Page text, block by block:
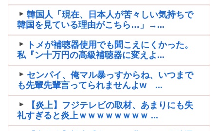
韓国人「現在、日本人が苦々しい気持ちで
韓国を見ている理由がこちら…」→...
トメが補聴器使用でも聞こえにくかった。
私『ン十万円の高級補聴器に変えよ...
センパイ、俺マル暴っすからね、いつまで
も先輩先輩言ってられませんよw ...
【炎上】フジテレビの取材、あまりにも失
礼すぎると炎上ｗｗｗｗｗｗｗｗ ...